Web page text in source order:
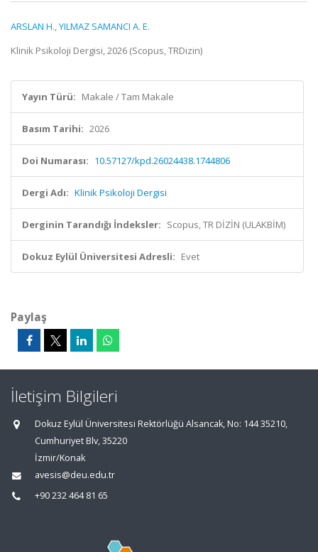
ARSLAN H.,YILMAZ SAMANCI A. E.
Klinik Psikoloji Dergisi, 2026 (Scopus, TRDizin)
Yayın Türü: Makale / Tam Makale
Basım Tarihi: 2026
Doi Numarası: 10.57127/kpd.26024438.1744806
Dergi Adı: Klinik Psikoloji Dergisi
Derginin Tarandığı İndeksler: Scopus, TR DİZİN (ULAKBİM)
Dokuz Eylül Üniversitesi Adresli: Evet
Paylaş
İletişim Bilgileri
Dokuz Eylül Üniversitesi Rektörlüğü Alsancak, No: 144 35210,
Cumhuriyet Blv, 35220
İzmir/Konak
avesis@deu.edu.tr
+90 232 464 81 65